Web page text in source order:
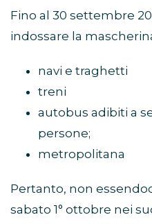
Fino al 30 settembre
indossare la
navi e traghetti
treni
autobus adibiti a
persone;
metropolitana
Pertanto, non
sabato 1° ottobre nei